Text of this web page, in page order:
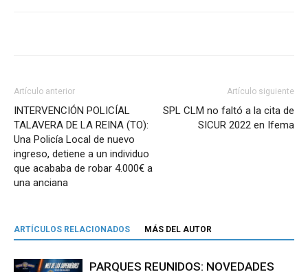
Artículo anterior
INTERVENCIÓN POLICÍAL
TALAVERA DE LA REINA (TO):
Una Policía Local de nuevo
ingreso, detiene a un individuo
que acababa de robar 4.000€ a
una anciana
Artículo siguiente
SPL CLM no faltó a la cita de
SICUR 2022 en Ifema
ARTÍCULOS RELACIONADOS MÁS DEL AUTOR
PARQUES REUNIDOS: NOVEDADES